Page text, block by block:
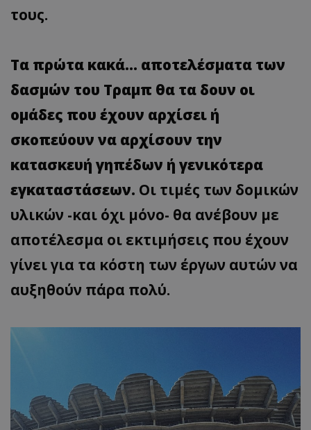
τους.
Τα πρώτα κακά… αποτελέσματα των
δασμών του Τραμπ θα τα δουν οι
ομάδες που έχουν αρχίσει ή
σκοπεύουν να αρχίσουν την
κατασκευή γηπέδων ή γενικότερα
εγκαταστάσεων. Οι τιμές των δομικών
υλικών -και όχι μόνο- θα ανέβουν με
αποτέλεσμα οι εκτιμήσεις που έχουν
γίνει για τα κόστη των έργων αυτών να
αυξηθούν πάρα πολύ.